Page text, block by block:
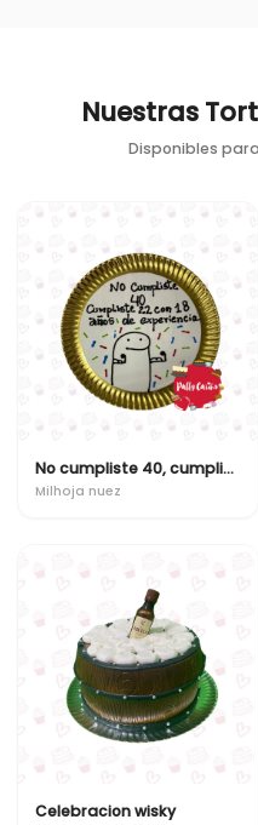
Nuestras
Disponibles
No cumpliste 40, cumpliste 22 con 18 años de experiencia
Milhoja nuez
Celebracion wisky